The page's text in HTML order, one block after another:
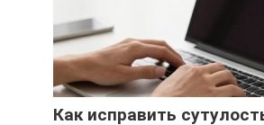
Как исправить